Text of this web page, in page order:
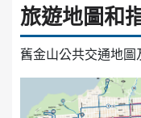
旅遊地圖和
舊金山公共交通地圖